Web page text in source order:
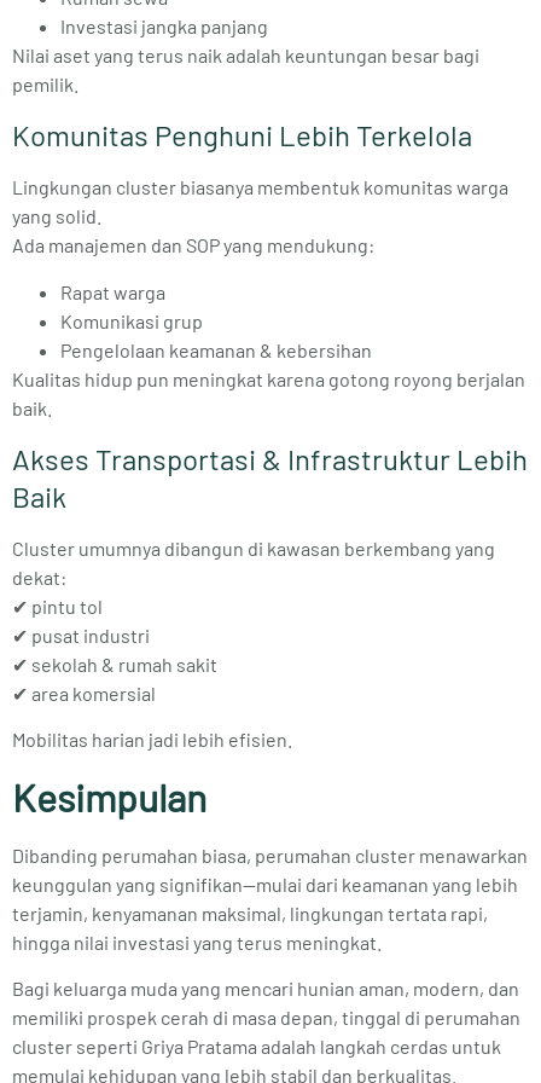
Investasi jangka panjang
Nilai aset yang terus naik adalah keuntungan besar bagi
pemilik.
Komunitas Penghuni Lebih Terkelola
Lingkungan cluster biasanya membentuk komunitas warga
yang solid.
Ada manajemen dan SOP yang mendukung:
Rapat warga
Komunikasi grup
Pengelolaan keamanan & kebersihan
Kualitas hidup pun meningkat karena gotong royong berjalan
baik.
Akses Transportasi & Infrastruktur Lebih
Baik
Cluster umumnya dibangun di kawasan berkembang yang
dekat:
✔ pintu tol
✔ pusat industri
✔ sekolah & rumah sakit
✔ area komersial
Mobilitas harian jadi lebih efisien.
Kesimpulan
Dibanding perumahan biasa, perumahan cluster menawarkan
keunggulan yang signifikan—mulai dari keamanan yang lebih
terjamin, kenyamanan maksimal, lingkungan tertata rapi,
hingga nilai investasi yang terus meningkat.
Bagi keluarga muda yang mencari hunian aman, modern, dan
memiliki prospek cerah di masa depan, tinggal di perumahan
cluster seperti Griya Pratama adalah langkah cerdas untuk
memulai kehidupan yang lebih stabil dan berkualitas.